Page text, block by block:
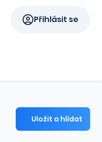
Přihlásit se
Uložit a hlídat